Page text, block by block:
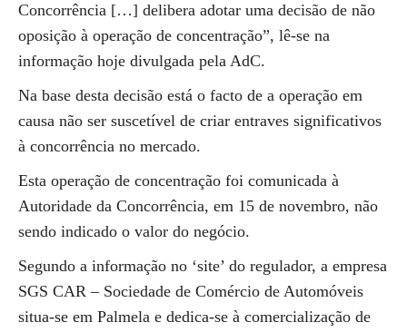
Concorrência […] delibera adotar uma decisão de não
oposição à operação de concentração”, lê-se na
informação hoje divulgada pela AdC.
Na base desta decisão está o facto de a operação em
causa não ser suscetível de criar entraves significativos
à concorrência no mercado.
Esta operação de concentração foi comunicada à
Autoridade da Concorrência, em 15 de novembro, não
sendo indicado o valor do negócio.
Segundo a informação no ‘site’ do regulador, a empresa
SGS CAR – Sociedade de Comércio de Automóveis
situa-se em Palmela e dedica-se à comercialização de